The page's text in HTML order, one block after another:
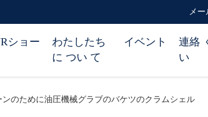
メー
ショー
わたしたち
に つい て
イベント
連絡
い
のために油圧機械グラブのバケツのクラムシェル